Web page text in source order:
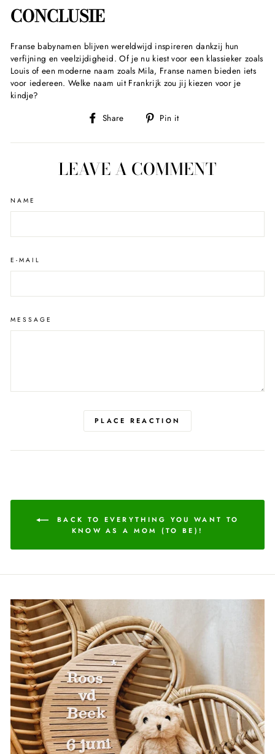
CONCLUSIE
Franse babynamen blijven wereldwijd inspireren dankzij hun
verfijning en veelzijdigheid. Of je nu kiest voor een klassieker zoals
Louis of een moderne naam zoals Mila, Franse namen bieden iets
voor iedereen. Welke naam uit Frankrijk zou jij kiezen voor je
kindje?
Share
Share
Facebook
Pin it
Pinterest
LEAVE A COMMENT
NAME
E-MAIL
MESSAGE
PLACE REACTION
BACK TO EVERYTHING YOU WANT TO
KNOW AS A MOM (TO BE)!